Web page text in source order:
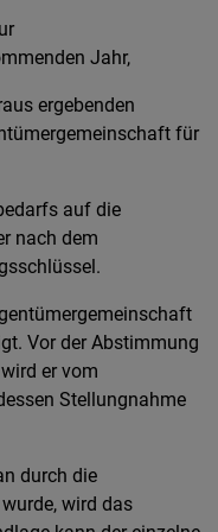
Jahr,
ergebenden
für
auf die
nach dem
Vor der Abstimmung
er vom
Stellungnahme
durch die
wird das